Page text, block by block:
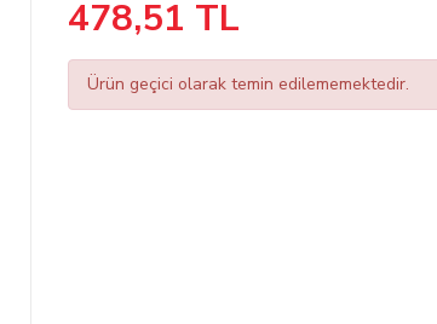
478,51 TL
Ürün geçici olarak temin edilememektedir.